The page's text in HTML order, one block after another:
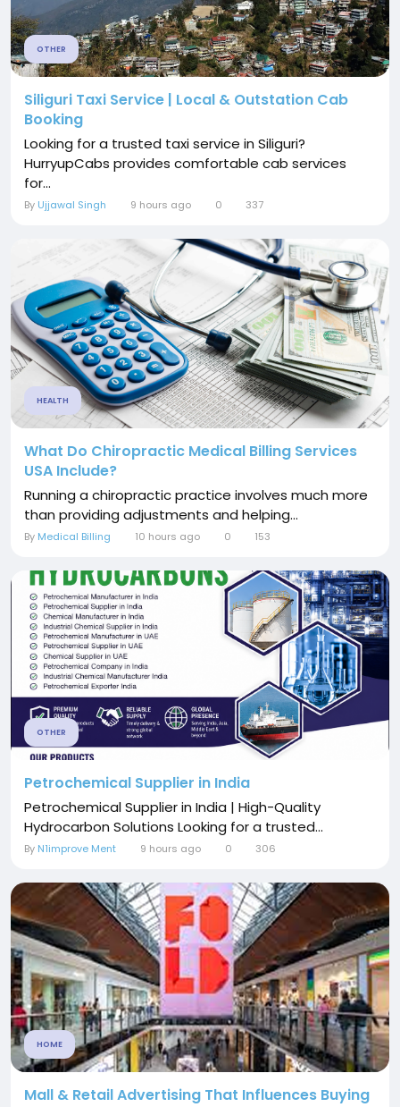
OTHER
Siliguri Taxi Service | Local & Outstation Cab
Booking
Looking for a trusted taxi service in Siliguri?
HurryupCabs provides comfortable cab services
for...
By Ujjawal Singh 9 hours ago 0 337
HEALTH
What Do Chiropractic Medical Billing Services
USA Include?
Running a chiropractic practice involves much more
than providing adjustments and helping...
By Medical Billing 10 hours ago 0 153
OTHER
Petrochemical Supplier in India
Petrochemical Supplier in India | High-Quality
Hydrocarbon Solutions Looking for a trusted...
By N1improve Ment 9 hours ago 0 306
HOME
Mall & Retail Advertising That Influences Buying